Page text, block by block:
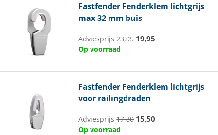
Fastfender Fenderklem lichtgrijs
max 32 mm buis
Adviesprijs23,05 19,95
Op voorraad
Fastfender Fenderklem lichtgrijs
voor railingdraden
Adviesprijs17,80 15,50
Op voorraad